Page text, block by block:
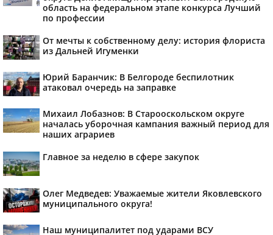
область на федеральном этапе конкурса Лучший
по профессии
От мечты к собственному делу: история флориста
из Дальней Игуменки
Юрий Баранчик: В Белгороде беспилотник
атаковал очередь на заправке
Михаил Лобазнов: В Старооскольском округе
началась уборочная кампания важный период для
наших аграриев
Главное за неделю в сфере закупок
Олег Медведев: Уважаемые жители Яковлевского
муниципального округа!
Наш муниципалитет под ударами ВСУ